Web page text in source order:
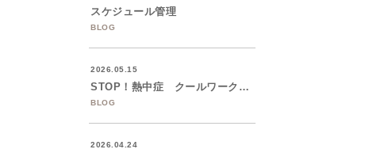
スケジュール管理
BLOG
2026.05.15
STOP！熱中症 クールワークキャンペー...
BLOG
2026.04.24